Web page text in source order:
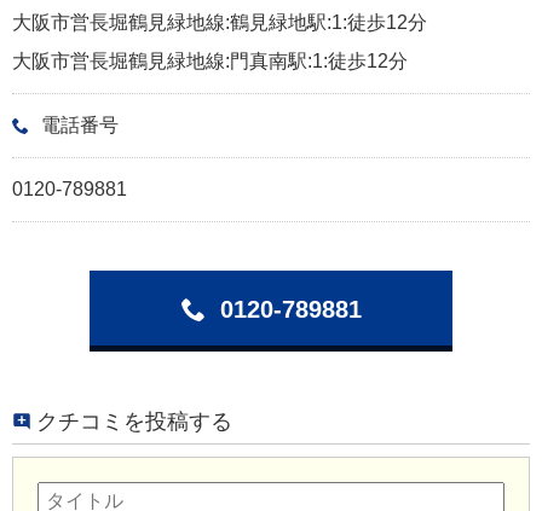
大阪市営長堀鶴見緑地線:鶴見緑地駅:1:徒歩12分
大阪市営長堀鶴見緑地線:門真南駅:1:徒歩12分
電話番号
0120-789881
0120-789881
クチコミを投稿する